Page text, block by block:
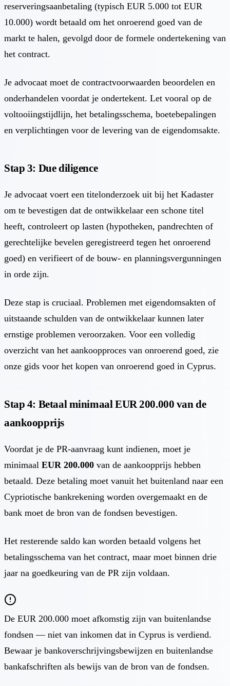
reserveringsaanbetaling (typisch EUR 5.000 tot EUR
10.000) wordt betaald om het onroerend goed van de
markt te halen, gevolgd door de formele ondertekening van
het contract.
Je advocaat moet de contractvoorwaarden beoordelen en
onderhandelen voordat je ondertekent. Let vooral op de
voltooiingstijdlijn, het betalingsschema, boetebepalingen
en verplichtingen voor de levering van de eigendomsakte.
Stap 3: Due diligence
Je advocaat voert een titelonderzoek uit bij het Kadaster
om te bevestigen dat de ontwikkelaar een schone titel
heeft, controleert op lasten (hypotheken, pandrechten of
gerechtelijke bevelen geregistreerd tegen het onroerend
goed) en verifieert of de bouw- en planningsvergunningen
in orde zijn.
Deze stap is cruciaal. Problemen met eigendomsakten of
uitstaande schulden van de ontwikkelaar kunnen later
ernstige problemen veroorzaken. Voor een volledig
overzicht van het aankoopproces van onroerend goed, zie
onze gids voor het kopen van onroerend goed in Cyprus.
Stap 4: Betaal minimaal EUR 200.000 van de
aankoopprijs
Voordat je de PR-aanvraag kunt indienen, moet je
minimaal EUR 200.000 van de aankoopprijs hebben
betaald. Deze betaling moet vanuit het buitenland naar een
Cypriotische bankrekening worden overgemaakt en de
bank moet de bron van de fondsen bevestigen.
Het resterende saldo kan worden betaald volgens het
betalingsschema van het contract, maar moet binnen drie
jaar na goedkeuring van de PR zijn voldaan.
De EUR 200.000 moet afkomstig zijn van buitenlandse
fondsen — niet van inkomen dat in Cyprus is verdiend.
Bewaar je bankoverschrijvingsbewijzen en buitenlandse
bankafschriften als bewijs van de bron van de fondsen.